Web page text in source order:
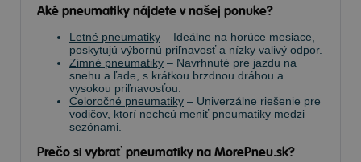
Aké pneumatiky nájdete v našej ponuke?
Letné pneumatiky – Ideálne na horúce mesiace,
poskytujú výbornú priľnavosť a nízky valivý odpor.
Zimné pneumatiky – Navrhnuté pre jazdu na
snehu a ľade, s krátkou brzdnou dráhou a
vysokou priľnavosťou.
Celoročné pneumatiky – Univerzálne riešenie pre
vodičov, ktorí nechcú meniť pneumatiky medzi
sezónami.
Prečo si vybrať pneumatiky na MorePneu.sk?